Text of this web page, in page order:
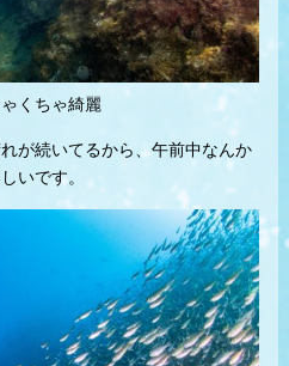
くちゃ綺麗
が続いてるから、午前中なんか
いです。